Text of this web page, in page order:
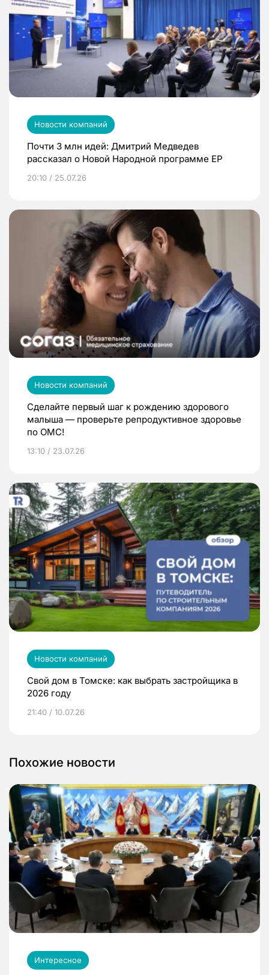
Новости компаний
Почти 3 млн идей: Дмитрий Медведев
рассказал о Новой Народной программе ЕР
20:10 / 25.07.26
Новости компаний
Сделайте первый шаг к рождению здорового
малыша — проверьте репродуктивное здоровье
по ОМС!
13:10 / 23.07.26
Новости компаний
Свой дом в Томске: как выбрать застройщика в
2026 году
21:40 / 10.07.26
Похожие новости
Интересное